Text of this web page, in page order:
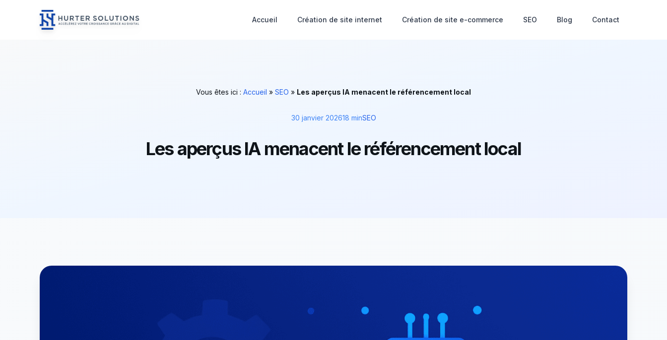
Accueil Création de site internet Création de site e-commerce SEO Blog Contact
Vous êtes ici : Accueil » SEO » Les aperçus IA menacent le référencement local
30 janvier 202618 minSEO
Les aperçus IA menacent le référencement local